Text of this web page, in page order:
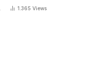
1.365 Views